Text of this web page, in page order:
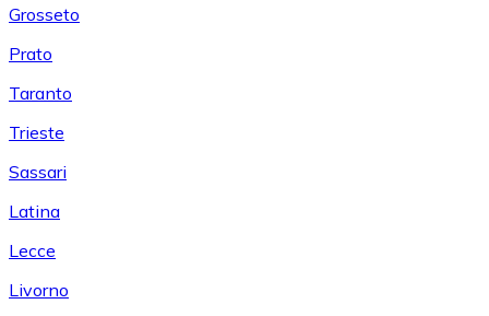
Grosseto
Prato
Taranto
Trieste
Sassari
Latina
Lecce
Livorno